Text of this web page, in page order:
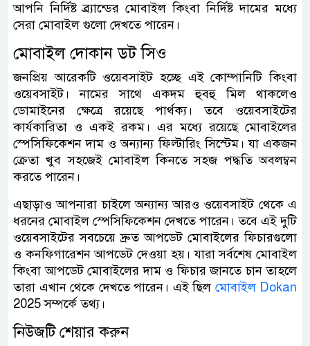
আপনি নির্দিষ্ট ব্র্যান্ডের মোবাইল কিংবা নির্দিষ্ট দামের মধ্যে
সেরা মোবাইল গুলো দেখতে পারেন।
মোবাইল দোকান ডট সিও
জনপ্রিয় আরেকটি ওয়েবসাইট হচ্ছে এই কোম্পানিটি কিংবা
ওয়েবসাইট। নামের সাথে একদম হুবহু মিল থাকলেও
ডোমাইনের ক্ষেত্রে রয়েছে পার্থক্য। তবে ওয়েবসাইটের
কার্যকারিতা ও একই রকম। এর মধ্যে রয়েছে মোবাইলের
স্পেসিফিকেশন দাম ও অন্যান্য ফিল্টারিং সিস্টেম। যা একজন
ক্রেতা খুব সহজেই মোবাইল কিনতে সহজ পদ্ধতি অবলম্বন
করতে পারেন।
এছাড়াও আপনারা চাইলে অন্যান্য আরও ওয়েবসাইট থেকে এ
ধরনের মোবাইল স্পেসিফিকেশন দেখতে পারেন। তবে এই দুটি
ওয়েবসাইটের সবচেয়ে দ্রুত আপডেট মোবাইলের ফিচারগুলো
ও কনফিগারেশন আপডেট দেওয়া হয়। যারা সর্বশেষ মোবাইল
কিংবা আপডেট মোবাইলের দাম ও ফিচার জানতে চান তাহলে
তারা এখান থেকে দেখতে পারেন। এই ছিল মোবাইল ‌Dokan
2025 সম্পর্কে তথ্য।
নিউজটি শেয়ার করুন